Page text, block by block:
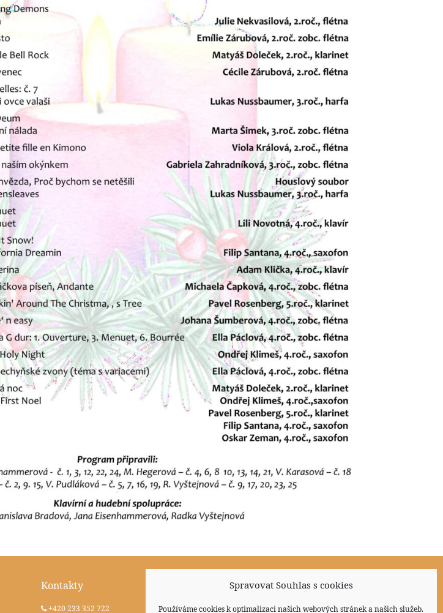
Spravovat Souhlas s cookies
Používáme cookies k optimalizaci našich webových stránek a našich služeb.
Kontakty
+420 233 352 722
Sociální sítě